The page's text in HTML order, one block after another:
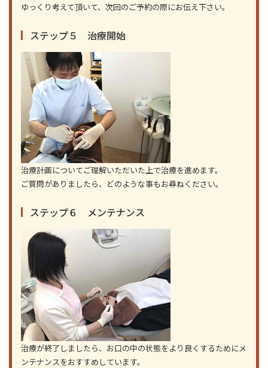
ゆっくり考えて頂いて、次回のご予約の際にお伝え下さい。
ステップ５ 治療開始
治療計画についてご理解いただいた上で治療を進めます。
ご質問がありましたら、どのような事もお尋ねください。
ステップ６ メンテナンス
治療が終了しましたら、お口の中の状態をより良くするためにメ
ンテナンスをおすすめしています。